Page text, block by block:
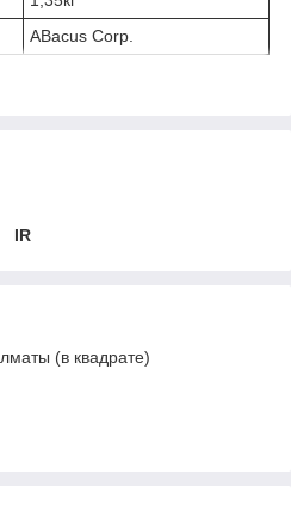
ABacus Corp.
IR
(в квадрате)